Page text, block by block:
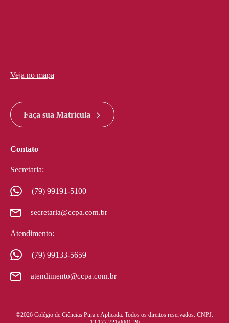
Veja no mapa
Faça sua Matrícula
Contato
Secretaria:
(79) 99191-5100
secretaria@ccpa.com.br
Atendimento:
(79) 99133-5659
atendimento@ccpa.com.br
©2026 Colégio de Ciências Pura e Aplicada. Todos os direitos reservados. CNPJ: